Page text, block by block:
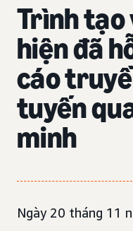
Trình tạo
hiện đã
cáo
tuyến
minh
Ngày 20 tháng 11